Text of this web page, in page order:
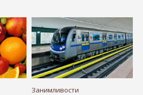
Занимливости